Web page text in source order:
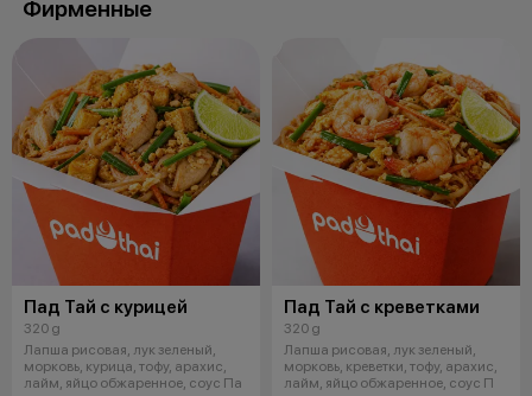
Фирменные
Пад Тай с курицей
320 g
Лапша рисовая, лук зеленый,
морковь, курица, тофу, арахис,
лайм, яйцо обжаренное, соус Па
Пад Тай с креветками
320 g
Лапша рисовая, лук зеленый,
морковь, креветки, тофу, арахис,
лайм, яйцо обжаренное, соус П